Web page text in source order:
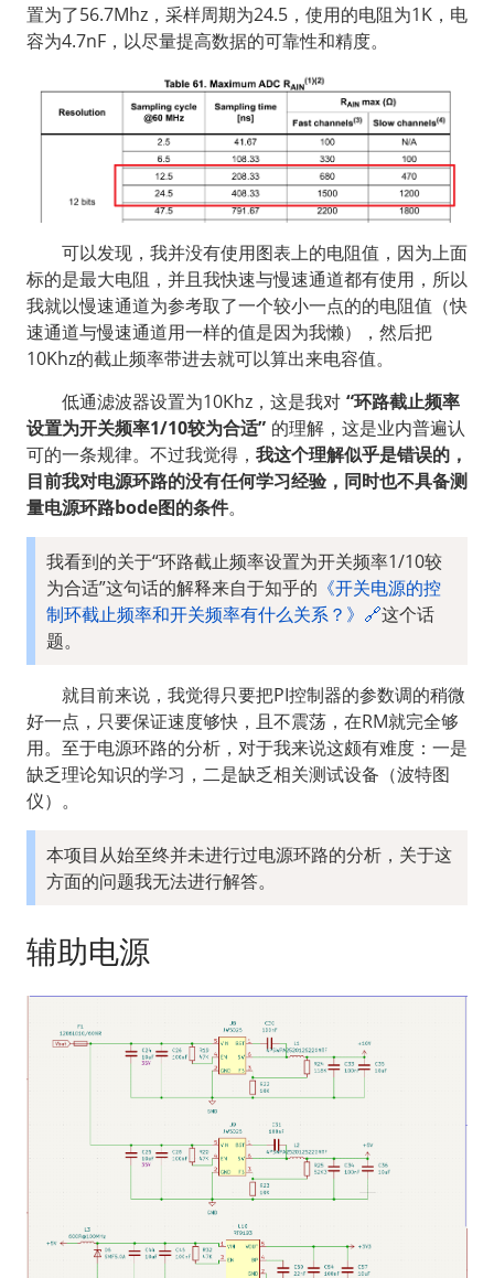
置为了56.7Mhz，采样周期为24.5，使用的电阻为1K，电
容为4.7nF，以尽量提高数据的可靠性和精度。
可以发现，我并没有使用图表上的电阻值，因为上面
标的是最大电阻，并且我快速与慢速通道都有使用，所以
我就以慢速通道为参考取了一个较小一点的的电阻值（快
速通道与慢速通道用一样的值是因为我懒），然后把
10Khz的截止频率带进去就可以算出来电容值。
低通滤波器设置为10Khz，这是我对 “环路截止频率
设置为开关频率1/10较为合适” 的理解，这是业内普遍认
可的一条规律。不过我觉得， 我这个理解似乎是错误的，
目前我对电源环路的没有任何学习经验，同时也不具备测
量电源环路bode图的条件。
我看到的关于“环路截止频率设置为开关频率1/10较
为合适”这句话的解释来自于知乎的 《开关电源的控
制环截止频率和开关频率有什么关系？》🔗这个话
题。
就目前来说，我觉得只要把PI控制器的参数调的稍微
好一点，只要保证速度够快，且不震荡，在RM就完全够
用。至于电源环路的分析，对于我来说这颇有难度：一是
缺乏理论知识的学习，二是缺乏相关测试设备（波特图
仪）。
本项目从始至终并未进行过电源环路的分析，关于这
方面的问题我无法进行解答。
辅助电源